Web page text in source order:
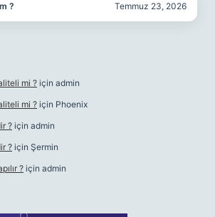
? Temmuz 23, 2026
mi ? için admin
mi ? için Phoenix
? için admin
? için Şermin
? için admin